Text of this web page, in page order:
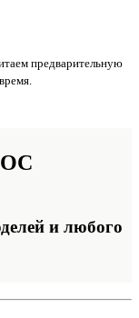
предварительную
и любого